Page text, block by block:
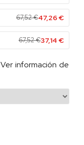
67,52€47,26€
67,52€37,14 €
Ver información de